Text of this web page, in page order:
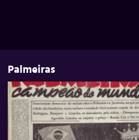
Palmeiras